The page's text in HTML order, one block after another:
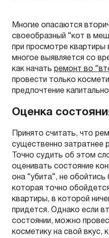
Многие опасаются
своеобразный “кот в
при просмотре квартиры
многое выявляется со
как начать ремонт во
провести только
предпочтение
Оценка
Принято считать, что
существенно затратнее
Точно судить об этом
оценивать состояние
она “убита”, не
которая точно
квартиры, в которой
придется. Однако если
состоянии, можно
косметику на свой вкус,